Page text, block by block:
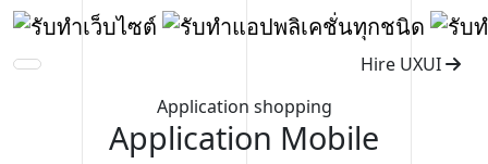
Hire UXUI
Application shopping
Application Mobile